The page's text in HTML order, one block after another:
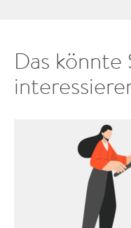
Das könnte